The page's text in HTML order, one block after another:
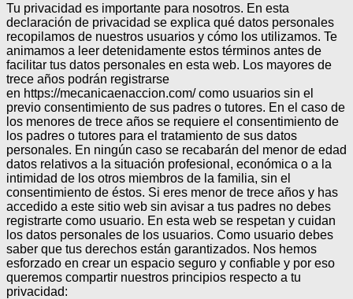
Tu privacidad es importante para nosotros. En esta
declaración de privacidad se explica qué datos personales
recopilamos de nuestros usuarios y cómo los utilizamos. Te
animamos a leer detenidamente estos términos antes de
facilitar tus datos personales en esta web. Los mayores de
trece años podrán registrarse
en https://mecanicaenaccion.com/ como usuarios sin el
previo consentimiento de sus padres o tutores. En el caso de
los menores de trece años se requiere el consentimiento de
los padres o tutores para el tratamiento de sus datos
personales. En ningún caso se recabarán del menor de edad
datos relativos a la situación profesional, económica o a la
intimidad de los otros miembros de la familia, sin el
consentimiento de éstos. Si eres menor de trece años y has
accedido a este sitio web sin avisar a tus padres no debes
registrarte como usuario. En esta web se respetan y cuidan
los datos personales de los usuarios. Como usuario debes
saber que tus derechos están garantizados. Nos hemos
esforzado en crear un espacio seguro y confiable y por eso
queremos compartir nuestros principios respecto a tu
privacidad: